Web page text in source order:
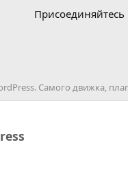
Самого движка,